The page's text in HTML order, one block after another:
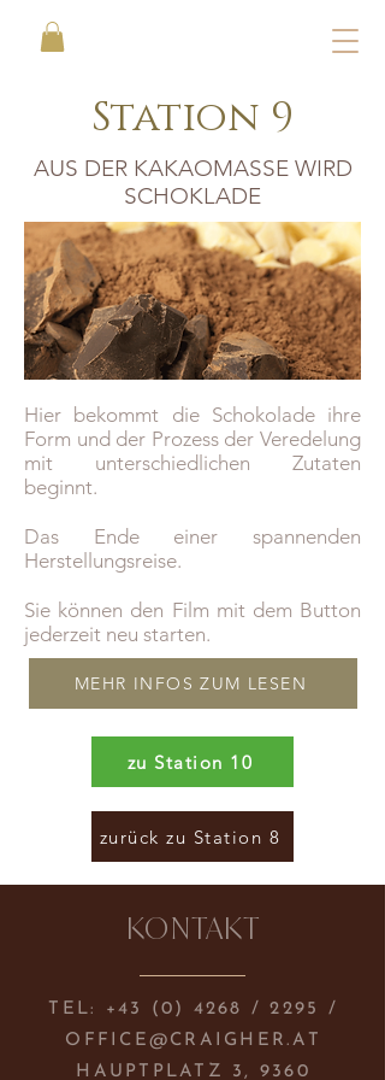
Station 9
AUS DER KAKAOMASSE WIRD
SCHOKLADE
Hier bekommt die Schokolade ihre
Form und der Prozess der Veredelung
mit unterschiedlichen Zutaten
beginnt.
Das Ende einer spannenden
Herstellungsreise.
Sie können den Film mit dem Button
jederzeit neu starten.
MEHR INFOS ZUM LESEN
zu Station 10
zurück zu Station 8
KONTAKT
TEL: +43 (0) 4268
/ 2295 /
OFFICE@CRAIGHER.AT
HAUPTPLATZ 3, 9360